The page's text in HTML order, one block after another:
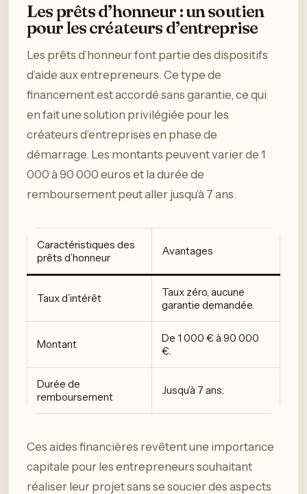
Les prêts d’honneur : un soutien
pour les créateurs d’entreprise
Les prêts d’honneur font partie des dispositifs
d’aide aux entrepreneurs. Ce type de
financement est accordé sans garantie, ce qui
en fait une solution privilégiée pour les
créateurs d’entreprises en phase de
démarrage. Les montants peuvent varier de 1
000 à 90 000 euros et la durée de
remboursement peut aller jusqu’à 7 ans.
Caractéristiques des
prêts d’honneur
Avantages
Taux d’intérêt
Taux zéro, aucune
garantie demandée.
Montant
De 1 000 € à 90 000
€.
Durée de
remboursement
Jusqu’à 7 ans.
Ces aides financières revêtent une importance
capitale pour les entrepreneurs souhaitant
réaliser leur projet sans se soucier des aspects